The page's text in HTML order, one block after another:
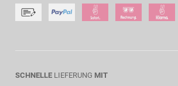
SCHNELLE LIEFERUNG MIT